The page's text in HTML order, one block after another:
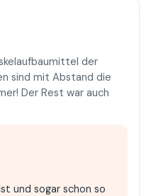
der
sind mit Abstand die
Der Rest war auch
und sogar schon so